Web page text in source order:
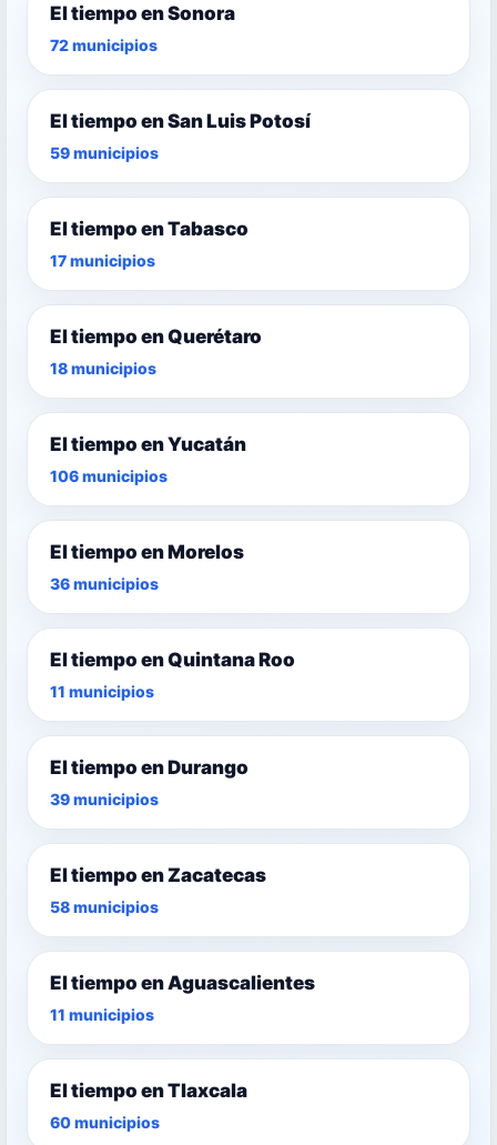
El tiempo en Sonora
72 municipios
El tiempo en San Luis Potosí
59 municipios
El tiempo en Tabasco
17 municipios
El tiempo en Querétaro
18 municipios
El tiempo en Yucatán
106 municipios
El tiempo en Morelos
36 municipios
El tiempo en Quintana Roo
11 municipios
El tiempo en Durango
39 municipios
El tiempo en Zacatecas
58 municipios
El tiempo en Aguascalientes
11 municipios
El tiempo en Tlaxcala
60 municipios